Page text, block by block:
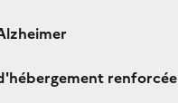
renforcée